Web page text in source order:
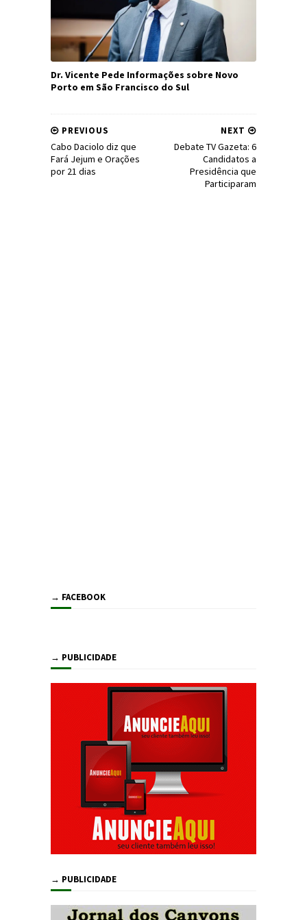
Dr. Vicente Pede Informações sobre Novo
Porto em São Francisco do Sul
NEXT
Debate TV Gazeta: 6
Candidatos a
Presidência que
Participaram
PREVIOUS
Cabo Daciolo diz que
Fará Jejum e Orações
por 21 dias
→ FACEBOOK
→ PUBLICIDADE
→ PUBLICIDADE